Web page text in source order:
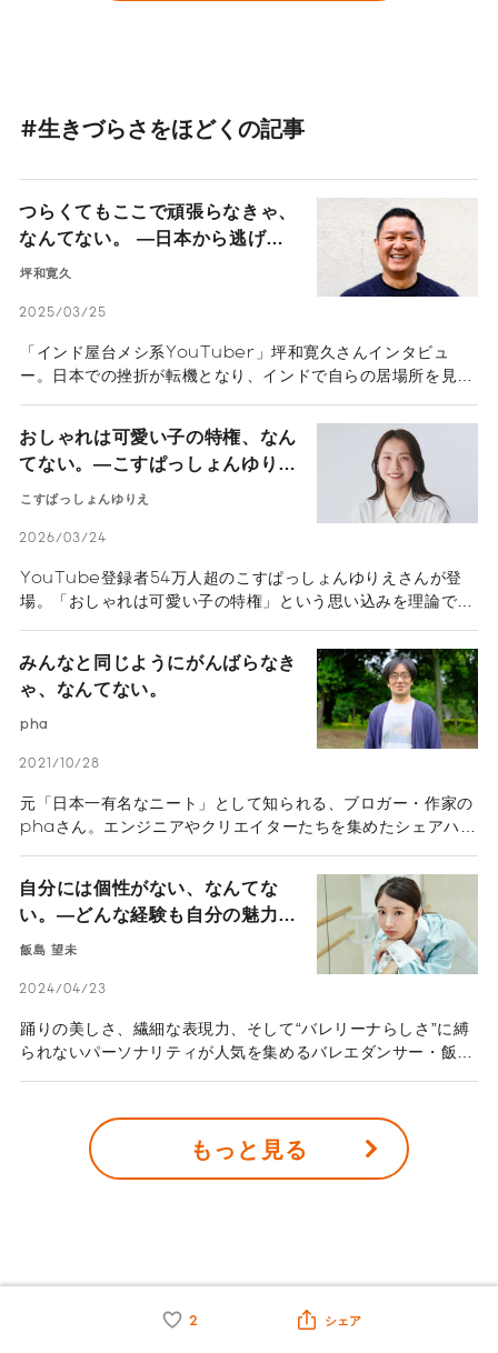
みんなが読んでいる記事
2 シェア
#生きづらさをほどくの記事
つらくてもここで頑張らなきゃ、
なんてない。 ―日本から逃げた
「インド屋台系YouTuber」坪
―
坪和寛久
2025/03/25
「インド屋台メシ系YouTuber」坪和寛久さんインタビュ
ー。日本での挫折が転機となり、インドで自らの居場所を見つ
天才、坪和さんの人生のストーリーを伺いました。
おしゃれは可愛い子の特権、なん
てない。―こすぱっしょんゆりえ
に聞く“なりたい”より“ありた
こすぱっしょんゆりえ
2026/03/24
YouTube登録者54万人超のこすぱっしょんゆりえさんが登
場。「おしゃれは可愛い子の特権」という思い込みを理論で解
に縛られず「ありたい自分」でいるためのファッションの楽し
み方を聞きました。
みんなと同じようにがんばらなき
ゃ、なんてない。
pha
2021/10/28
元「日本一有名なニート」として知られる、ブロガー・作家の
phaさん。エンジニアやクリエイターたちを集めたシェアハウ
ら実用書、小説まで多岐にわたるジャンルの本を発表したり
と、アクティブでありながらも自由で肩の力が抜けた生き方
に、憧れる人も多いはずだ。今回、そんなphaさんに聞いたの
は、「がんばる」こととの距離。職場や社会から「がんばる」
ことを要求され、ついついそれに過剰に応えようと無理をして
しまう人が多い現代において、phaさんは「がんばりすぎたこ
phaさんに伺った。
自分には個性がない、なんてな
い。―どんな経験も自分の魅力に
変える、バレエダンサー・飯島望
飯島 望未
2024/04/23
踊りの美しさ、繊細な表現力、そして“バレリーナらしさ”に縛
られないパーソナリティが人気を集めるバレエダンサー・飯島
たした。彼女が自分自身の個性とどのように向き合ってきたの
か、これまでのバレエ人生を振り返りながら語ってもらった。
もっと見る